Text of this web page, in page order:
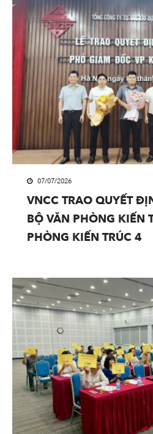
07/07/2026
VNCC TRAO QUYẾT
BỘ VĂN PHÒNG KIẾN
PHÒNG KIẾN TRÚC 4